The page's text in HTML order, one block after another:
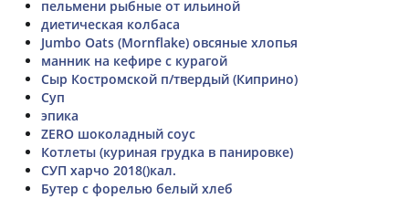
пельмени рыбные от ильиной
диетическая колбаса
Jumbo Oats (Mornflake) овсяные хлопья
манник на кефире с курагой
Сыр Костромской п/твердый (Киприно)
Суп
эпика
ZERO шоколадный соус
Котлеты (куриная грудка в панировке)
СУП харчо 2018()кал.
Бутер с форелью белый хлеб